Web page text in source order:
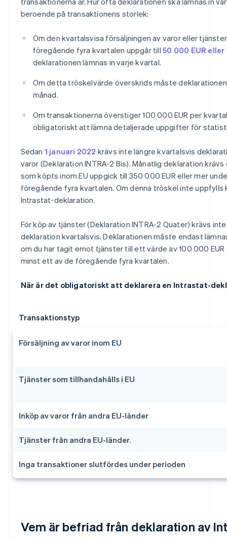
beroende på transaktionens storlek:
Om den kvartalsvisa försäljningen av varor eller
föregående fyra kvartalen uppgår till50 000 EUR
deklarationen lämnas in varje kvartal.
Om detta tröskelvärde överskrids måste deklarationen
månad.
Om transaktionerna överstiger 100 000 EUR per
obligatoriskt att lämna detaljerade uppgifter för
Sedan 1 januari 2022 krävs inte längre kvartalsvis
varor (Deklaration INTRA-2 Bis). Månatlig deklaration
som köpts inom EU uppgick till 350 000 EUR eller mer
föregående fyra kvartalen. Om denna tröskel inte uppfylls
Intrastat-deklaration.
För köp av tjänster (Deklaration INTRA-2 Quater) krävs
deklaration kvartalsvis. Deklarationen måste endast
om du har tagit emot tjänster till ett värde av 100 000 EUR
minst ett av de föregående fyra kvartalen.
När är det obligatoriskt att deklarera en Intrastat-
Transaktionstyp
Försäljning av varor inom EU
Tjänster som tillhandahålls i EU
Inköp av varor från andra EU-länder
Tjänster från andra EU-länder.
Inga transaktioner slutfördes under perioden
Vem är befriad från deklaration av